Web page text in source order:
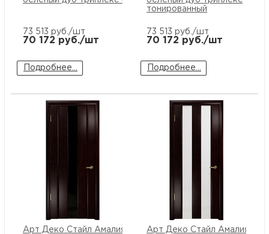
73 513 руб./шт
70 172 руб./шт
Подробнее...
тонированный
73 513 руб./шт
70 172 руб./шт
Подробнее...
Арт Деко Стайл Амалия-1 венгеАрт Деко Стайл Амалия-2